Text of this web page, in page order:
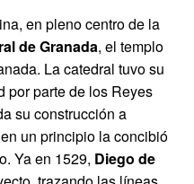
en pleno centro de la
de Granada, el templo
La catedral tuvo su
por parte de los Reyes
su construcción a
un principio la concibió
Ya en 1529, Diego de